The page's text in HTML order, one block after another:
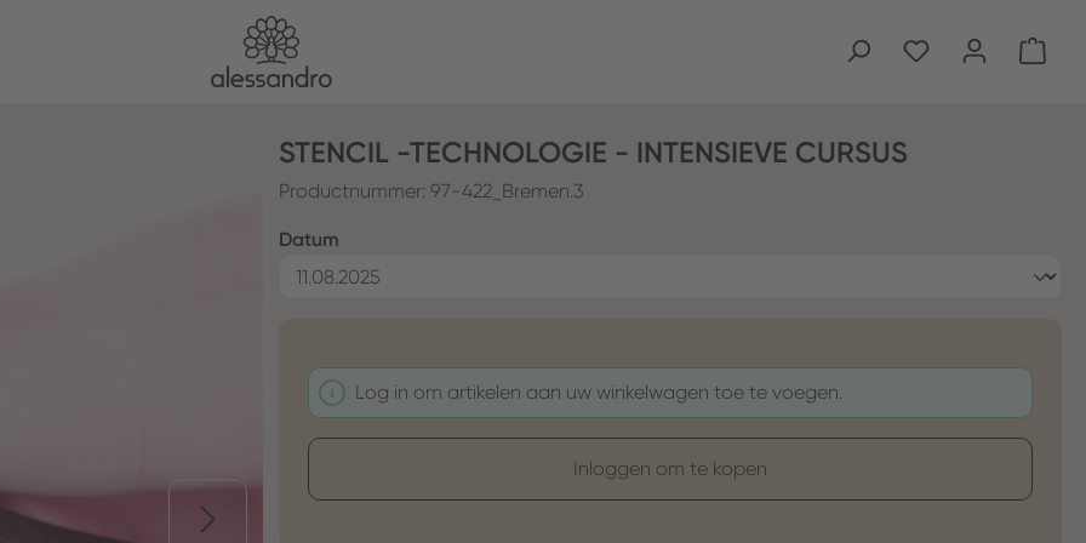
STENCIL -TECHNOLOGIE - INTENSIEVE CURSUS
Productnummer: 97-422_Bremen.3
Selecteer
Datum
Log in om artikelen aan uw winkelwagen toe te voegen.
Inloggen om te kopen